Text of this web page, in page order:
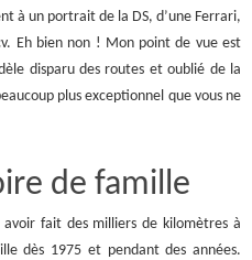
à un portrait de la DS, d’une Ferrari,
Eh bien non ! Mon point de vue est
disparu des routes et oublié de la
plus exceptionnel que vous ne
de famille
fait des milliers de kilomètres à
dès 1975 et pendant des années.